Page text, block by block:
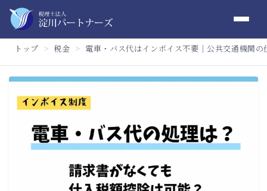
トップ ＞ 税金 ＞ 電車・バス代はインボイス不要｜公共交通機関